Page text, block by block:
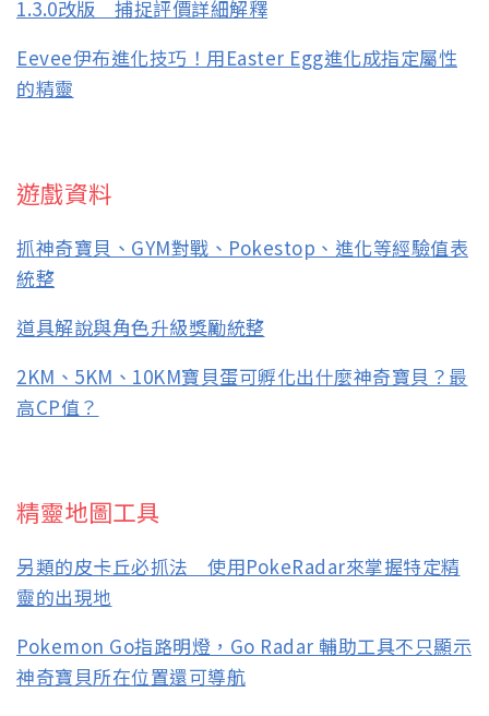
1.3.0改版 捕捉評價詳細解釋
Eevee伊布進化技巧！用Easter Egg進化成指定屬性
的精靈
遊戲資料
抓神奇寶貝、GYM對戰、Pokestop、進化等經驗值表
統整
道具解說與角色升級獎勵統整
2KM、5KM、10KM寶貝蛋可孵化出什麼神奇寶貝？最
高CP值？
精靈地圖工具
另類的皮卡丘必抓法 使用PokeRadar來掌握特定精
靈的出現地
Pokemon Go指路明燈，Go Radar 輔助工具不只顯示
神奇寶貝所在位置還可導航